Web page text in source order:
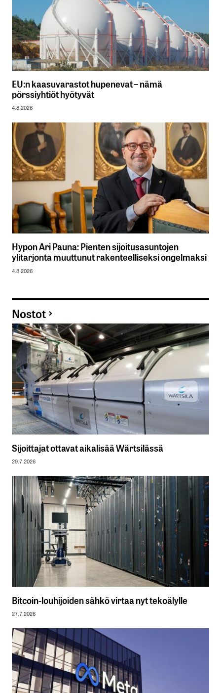
EU:n kaasuvarastot hupenevat – nämä
pörssiyhtiöt hyötyvät
4.8.2026
Hypon Ari Pauna: Pienten sijoitusasuntojen
ylitarjonta muuttunut rakenteelliseksi ongelmaksi
4.8.2026
Nostot
Sijoittajat ottavat aikalisää Wärtsilässä
29.7.2026
Bitcoin-louhijoiden sähkö virtaa nyt tekoälylle
27.7.2026